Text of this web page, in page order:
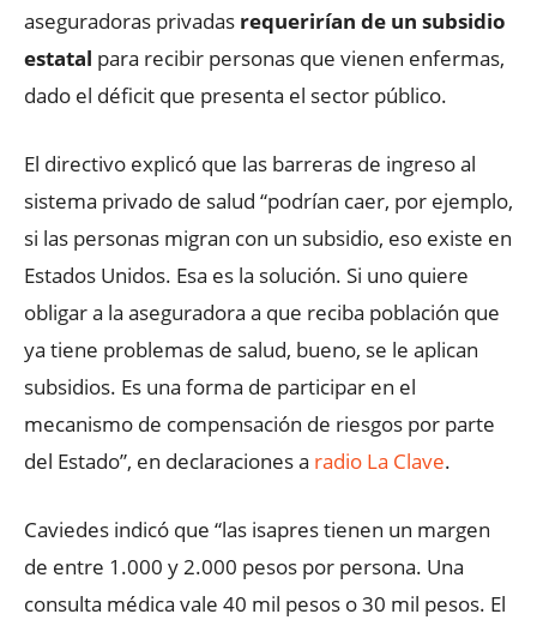
aseguradoras privadas requerirían de un subsidio
estatal para recibir personas que vienen enfermas,
dado el déficit que presenta el sector público.
El directivo explicó que las barreras de ingreso al
sistema privado de salud “podrían caer, por ejemplo,
si las personas migran con un subsidio, eso existe en
Estados Unidos. Esa es la solución. Si uno quiere
obligar a la aseguradora a que reciba población que
ya tiene problemas de salud, bueno, se le aplican
subsidios. Es una forma de participar en el
mecanismo de compensación de riesgos por parte
del Estado”, en declaraciones a radio La Clave.
Caviedes indicó que “las isapres tienen un margen
de entre 1.000 y 2.000 pesos por persona. Una
consulta médica vale 40 mil pesos o 30 mil pesos. El